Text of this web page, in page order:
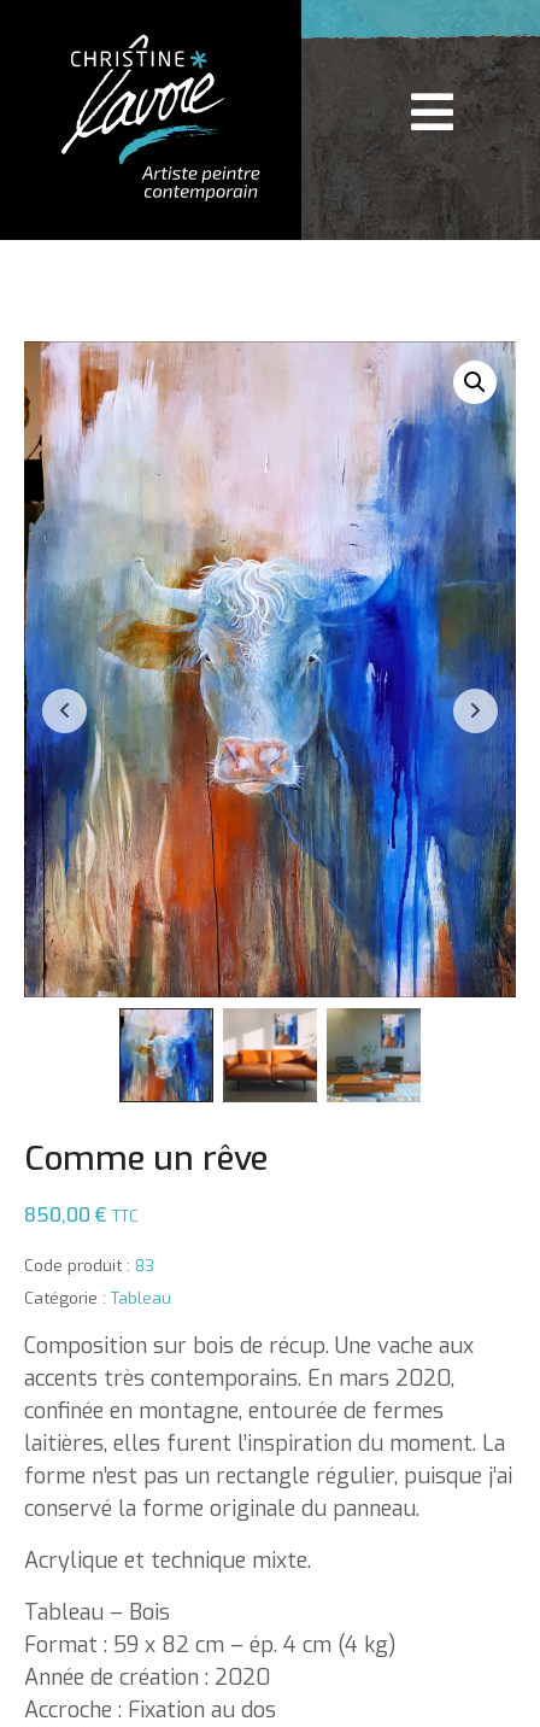
Comme un rêve
850,00 € TTC
Code produit : 83
Catégorie : Tableau
Composition sur bois de récup. Une vache aux
accents très contemporains. En mars 2020,
confinée en montagne, entourée de fermes
laitières, elles furent l’inspiration du moment. La
forme n’est pas un rectangle régulier, puisque j’ai
conservé la forme originale du panneau.
Acrylique et technique mixte.
Tableau – Bois
Format : 59 x 82 cm – ép. 4 cm (4 kg)
Année de création : 2020
Accroche : Fixation au dos